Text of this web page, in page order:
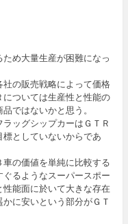
め大量生産が困難になっ
の販売戦略によって価格
ついては生産性と性能の
ではないかと思う。
ッグシップカーはＧＴＲ
としていないからであ
の価値を単純に比較する
るようなスーパースポー
能面に於いて大きな存在
に安いという部分がＧＴ